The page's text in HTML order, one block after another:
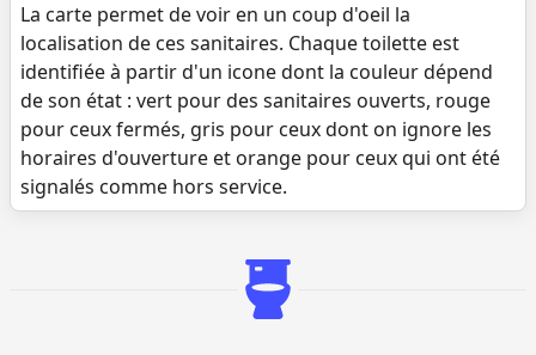
La carte permet de voir en un coup d'oeil la
localisation de ces sanitaires. Chaque toilette est
identifiée à partir d'un icone dont la couleur dépend
de son état : vert pour des sanitaires ouverts, rouge
pour ceux fermés, gris pour ceux dont on ignore les
horaires d'ouverture et orange pour ceux qui ont été
signalés comme hors service.